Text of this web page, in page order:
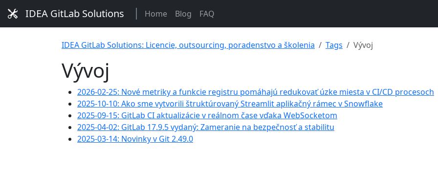
IDEA GitLab Solutions Home Blog FAQ
IDEA GitLab Solutions: Licencie, outsourcing, poradenstvo a školenia Tags Vývoj
Vývoj
2026-02-25: Nové metriky a funkcie registru pomáhajú redukovať úzke miesta v CI/CD procesoch
2025-10-10: Ako sme vytvorili štruktúrovaný Streamlit aplikačný rámec v Snowflake
2025-09-15: GitLab CI aktualizácie v reálnom čase vďaka WebSocketom
2025-04-02: GitLab 17.9.5 vydaný: Zameranie na bezpečnosť a stabilitu
2025-03-14: Novinky v Git 2.49.0